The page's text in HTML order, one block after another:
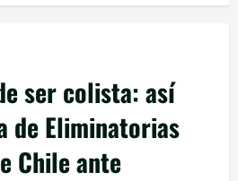
ser colista: así
de Eliminatorias
Chile ante